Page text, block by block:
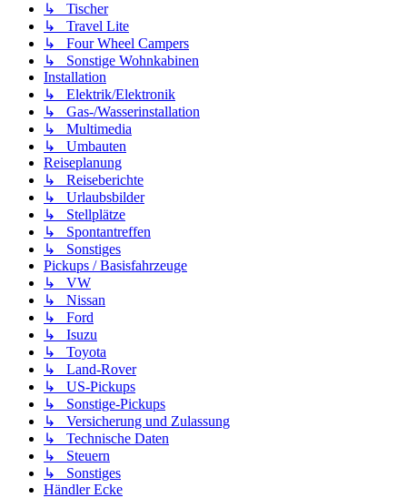
↳ Tischer
↳ Travel Lite
↳ Four Wheel Campers
↳ Sonstige Wohnkabinen
Installation
↳ Elektrik/Elektronik
↳ Gas-/Wasserinstallation
↳ Multimedia
↳ Umbauten
Reiseplanung
↳ Reiseberichte
↳ Urlaubsbilder
↳ Stellplätze
↳ Spontantreffen
↳ Sonstiges
Pickups / Basisfahrzeuge
↳ VW
↳ Nissan
↳ Ford
↳ Isuzu
↳ Toyota
↳ Land-Rover
↳ US-Pickups
↳ Sonstige-Pickups
↳ Versicherung und Zulassung
↳ Technische Daten
↳ Steuern
↳ Sonstiges
Händler Ecke